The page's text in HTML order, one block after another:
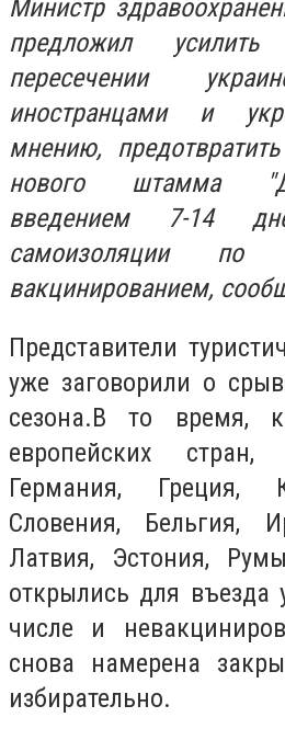
Министр
предложил
пересечении
иностранцами и
мнению,
нового штамма
введением 7-14
самоизоляции по
вакцинированием,
Представители
уже заговорили о
сезона.В то время,
европейских
Германия, Греция,
Словения, Бельгия,
Латвия, Эстония,
открылись для въезда
числе и
снова намерена
избирательно.